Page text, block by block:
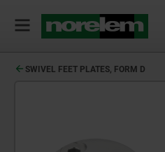
SWIVEL FEET PLATES, FORM D